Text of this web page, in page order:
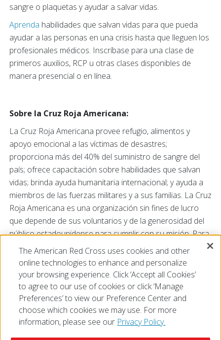
sangre o plaquetas y ayudar a salvar vidas.
Aprenda habilidades que salvan vidas para que pueda
ayudar a las personas en una crisis hasta que lleguen los
profesionales médicos. Inscríbase para una clase de
primeros auxilios, RCP u otras clases disponibles de
manera presencial o en línea.
Sobre la Cruz Roja Americana:
La Cruz Roja Americana provee refugio, alimentos y
apoyo emocional a las víctimas de desastres;
proporciona más del 40% del suministro de sangre del
país; ofrece capacitación sobre habilidades que salvan
vidas; brinda ayuda humanitaria internacional; y ayuda a
miembros de las fuerzas militares y a sus familias. La Cruz
Roja Americana es una organización sin fines de lucro
que depende de sus voluntarios y de la generosidad del
público estadounidense para cumplir con su misión. Para
obtener más información,
visiteredcross.org/lao cruzrojaamericana.org, y visítenos
en Twitter en@RedCrossLAo@CruzRojaLA .
The American Red Cross uses cookies and other
online technologies to enhance and personalize
your browsing experience. Click ‘Accept all Cookies’
to agree to our use of cookies or click ‘Manage
Preferences’ to view our Preference Center and
choose which cookies we may use. For more
information, please see our Privacy Policy.